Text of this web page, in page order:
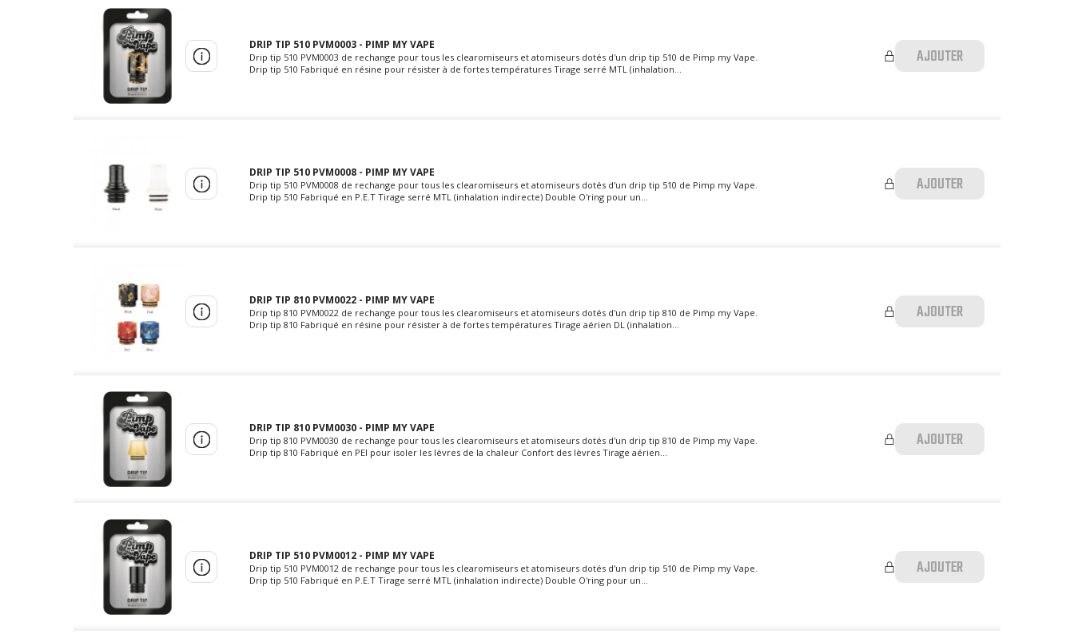
DRIP TIP 510 PVM0003 - PIMP MY VAPE
Drip tip 510 PVM0003 de rechange pour tous les clearomiseurs et atomiseurs dotés d'un drip tip 510 de Pimp my Vape.
Drip tip 510 Fabriqué en résine pour résister à de fortes températures Tirage serré MTL (inhalation...
AJOUTER
DRIP TIP 510 PVM0008 - PIMP MY VAPE
Drip tip 510 PVM0008 de rechange pour tous les clearomiseurs et atomiseurs dotés d'un drip tip 510 de Pimp my Vape.
Drip tip 510 Fabriqué en P.E.T Tirage serré MTL (inhalation indirecte) Double O'ring pour un...
AJOUTER
DRIP TIP 810 PVM0022 - PIMP MY VAPE
Drip tip 810 PVM0022 de rechange pour tous les clearomiseurs et atomiseurs dotés d'un drip tip 810 de Pimp my Vape.
Drip tip 810 Fabriqué en résine pour résister à de fortes températures Tirage aérien DL (inhalation...
AJOUTER
DRIP TIP 810 PVM0030 - PIMP MY VAPE
Drip tip 810 PVM0030 de rechange pour tous les clearomiseurs et atomiseurs dotés d'un drip tip 810 de Pimp my Vape.
Drip tip 810 Fabriqué en PEI pour isoler les lèvres de la chaleur Confort des lèvres Tirage aérien...
AJOUTER
DRIP TIP 510 PVM0012 - PIMP MY VAPE
Drip tip 510 PVM0012 de rechange pour tous les clearomiseurs et atomiseurs dotés d'un drip tip 510 de Pimp my Vape.
Drip tip 510 Fabriqué en P.E.T Tirage serré MTL (inhalation indirecte) Double O'ring pour un...
AJOUTER